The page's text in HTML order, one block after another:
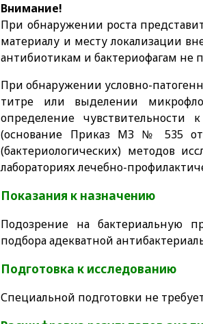
Внимание!
При обнаружении роста
материалу и месту локализации
антибиотикам и бактериофагам не
При обнаружении условно-
титре или выделении
определение
(основание Приказ МЗ № 535 от
(бактериологических) методов
лабораториях лечебно-
Показания к назначению
Подозрение на бактериальную
подбора адекватной
Подготовка к исследованию
Специальной подготовки не